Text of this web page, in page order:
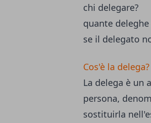
chi delegare?
quante
se il delegato
Cos'è la delega?
La delega è un
persona,
sostituirla